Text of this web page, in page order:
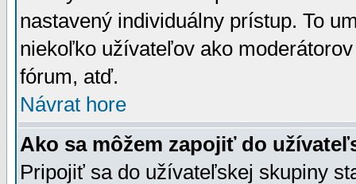
nastavený individuálny prístup. To
niekoľko užívateľov ako
fórum, atď.
Návrat hore
Ako sa môžem zapojiť do
Pripojiť sa do užívateľskej skupiny